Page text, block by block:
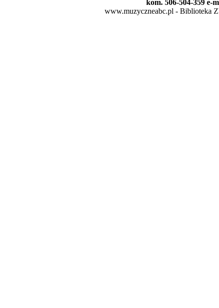
kom. 506-504-359 e-
www.muzyczneabc.pl - Biblioteka